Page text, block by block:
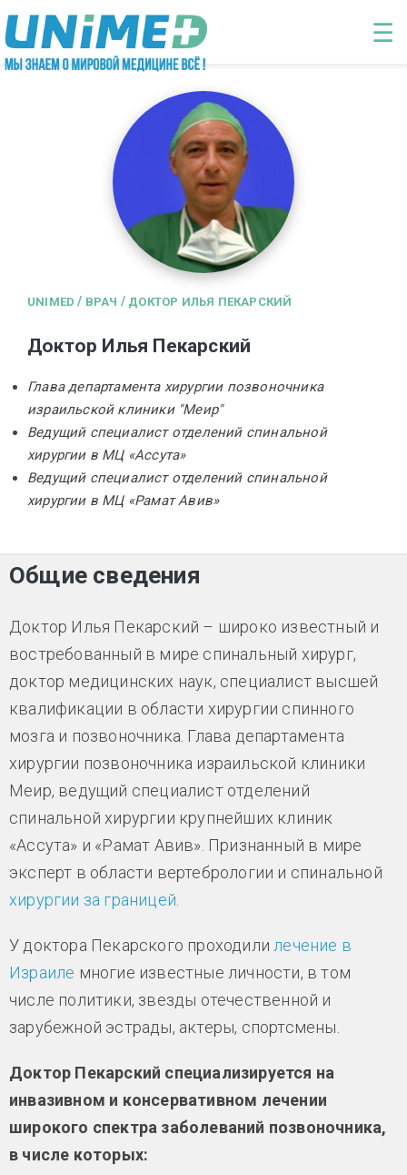
Перейти к основному содержанию
☰
UNIMED / ВРАЧ / ДОКТОР ИЛЬЯ ПЕКАРСКИЙ
Доктор Илья Пекарский
Глава департамента хирургии позвоночника
израильской клиники "Меир"
Ведущий специалист отделений спинальной
хирургии в МЦ «Ассута»
Ведущий специалист отделений спинальной
хирургии в МЦ «Рамат Авив»
Общие сведения
Доктор Илья Пекарский – широко известный и
востребованный в мире спинальный хирург,
доктор медицинских наук, специалист высшей
квалификации в области хирургии спинного
мозга и позвоночника. Глава департамента
хирургии позвоночника израильской клиники
Меир, ведущий специалист отделений
спинальной хирургии крупнейших клиник
«Ассута» и «Рамат Авив». Признанный в мире
эксперт в области вертебрологии и спинальной
хирургии за границей
У доктора Пекарского проходили лечение в
Израиле многие известные личности, в том
числе политики, звезды отечественной и
зарубежной эстрады, актеры, спортсмены.
Доктор Пекарский специализируется на
инвазивном и консервативном лечении
широкого спектра заболеваний позвоночника,
в числе которых: